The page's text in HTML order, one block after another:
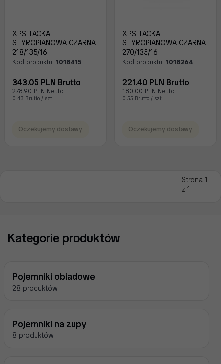
XPS TACKA
STYROPIANOWA CZARNA
218/135/16
Kod produktu: 1018415
343.05 PLN Brutto
278.90 PLN Netto
0.43 Brutto / szt.
Oczekujemy dostawy
XPS TACKA
STYROPIANOWA CZARNA
270/135/16
Kod produktu: 1018264
221.40 PLN Brutto
180.00 PLN Netto
0.55 Brutto / szt.
Oczekujemy dostawy
Strona 1
z 1
Kategorie produktów
Pojemniki obiadowe
28 produktów
Pojemniki na zupy
8 produktów